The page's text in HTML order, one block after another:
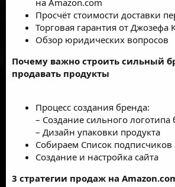
Просчёт стоимости доставки
Торговая гарантия от Джозефа
Обзор юридических вопросов
Почему важно строить сильный
продавать продукты
Процесс создания бренда:
– Создание сильного логотипа
– Дизайн упаковки продукта
Собираем Список подписчиков
Создание и настройка сайта
3 стратегии продаж на